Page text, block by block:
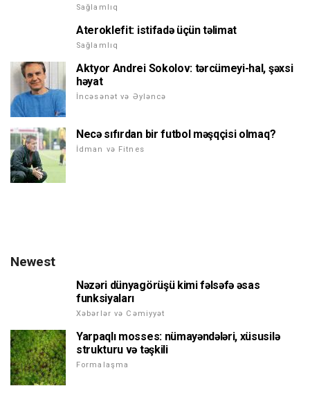
Sağlamlıq
Ateroklefit: istifadə üçün təlimat
Sağlamlıq
Aktyor Andrei Sokolov: tərcümeyi-hal, şəxsi
həyat
İncəsənət və Əyləncə
Necə sıfırdan bir futbol məşqçisi olmaq?
İdman və Fitnes
Newest
Nəzəri dünyagörüşü kimi fəlsəfə əsas
funksiyaları
Xəbərlər və Cəmiyyət
Yarpaqlı mosses: nümayəndələri, xüsusilə
strukturu və təşkili
Formalaşma